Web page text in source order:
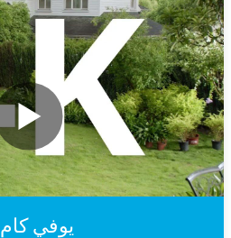
يوفي كام 3